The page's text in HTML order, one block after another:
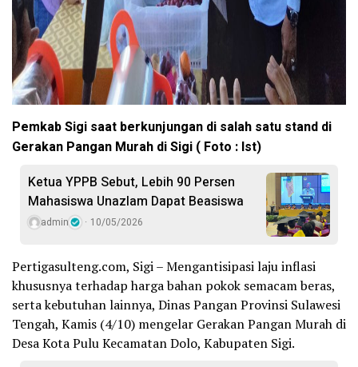
Pemkab Sigi saat berkunjungan di salah satu stand di
Gerakan Pangan Murah di Sigi ( Foto : Ist)
Ketua YPPB Sebut, Lebih 90 Persen
Mahasiswa Unazlam Dapat Beasiswa
admin 10/05/2026
Pertigasulteng.com, Sigi – Mengantisipasi laju inflasi
khususnya terhadap harga bahan pokok semacam beras,
serta kebutuhan lainnya, Dinas Pangan Provinsi Sulawesi
Tengah, Kamis (4/10) mengelar Gerakan Pangan Murah di
Desa Kota Pulu Kecamatan Dolo, Kabupaten Sigi.